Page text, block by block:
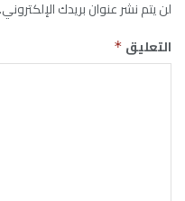
لن يتم نشر عنوان بريدك الإلكتروني.
التعليق *